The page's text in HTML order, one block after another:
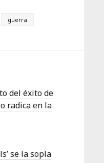
guerra
del éxito de
radica en la
se la sopla